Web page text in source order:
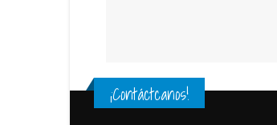
¡Contáctcanos!